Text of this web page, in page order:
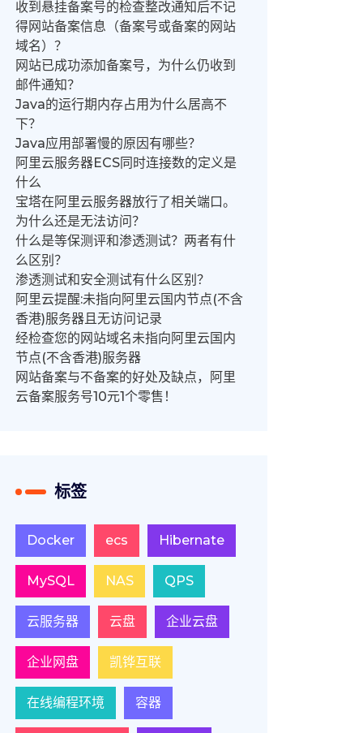
收到悬挂备案号的检查整改通知后不记
得网站备案信息（备案号或备案的网站
域名）？
网站已成功添加备案号，为什么仍收到
邮件通知？
Java的运行期内存占用为什么居高不
下？
Java应用部署慢的原因有哪些？
阿里云服务器ECS同时连接数的定义是
什么
宝塔在阿里云服务器放行了相关端口。
为什么还是无法访问？
什么是等保测评和渗透测试？两者有什
么区别？
渗透测试和安全测试有什么区别？
阿里云提醒:未指向阿里云国内节点(不含
香港)服务器且无访问记录
经检查您的网站域名未指向阿里云国内
节点(不含香港)服务器
网站备案与不备案的好处及缺点，阿里
云备案服务号10元1个零售！
标签
Docker ecs Hibernate
MySQL NAS QPS
云服务器 云盘 企业云盘
企业网盘 凯铧互联
在线编程环境 容器